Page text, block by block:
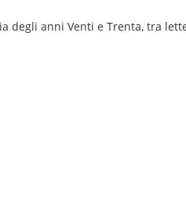
degli anni Venti e Trenta, tra